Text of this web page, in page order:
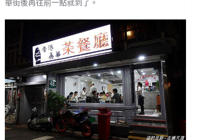
華街後再往前一點就到了。